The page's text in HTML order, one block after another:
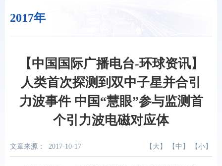
2017年
【中国国际广播电台-环球资讯】
人类首次探测到双中子星并合引
力波事件 中国“慧眼”参与监测首
个引力波电磁对应体
文章来源： 2017-10-17 【 大 】 【 中 】 【 小 】